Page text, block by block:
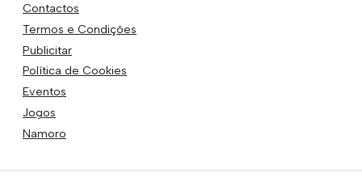
Contactos
Termos e Condições
Publicitar
Política de Cookies
Eventos
Jogos
Namoro